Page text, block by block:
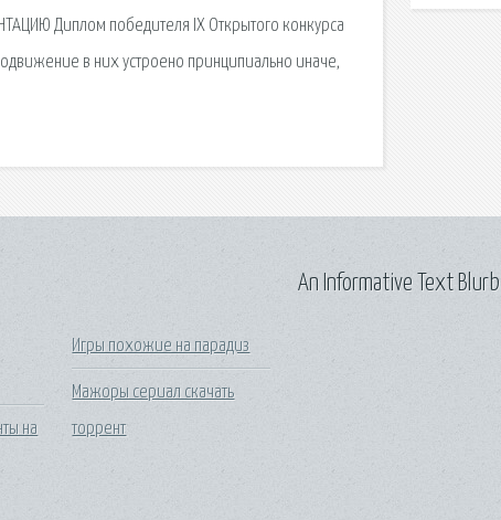
Диплом победителя IX Открытого конкурса
в них устроено принципиально иначе,
на
Игры похожие на парадиз
Мажоры сериал скачать
торрент
An Informative Text Blurb